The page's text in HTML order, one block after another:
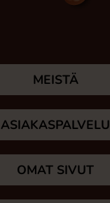
MEISTÄ
ASIAKASPALVELU
OMAT SIVUT